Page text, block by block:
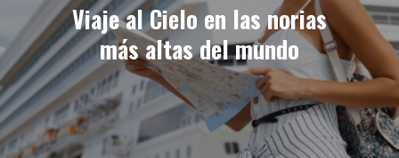
Viaje al Cielo en las norias
más altas del mundo